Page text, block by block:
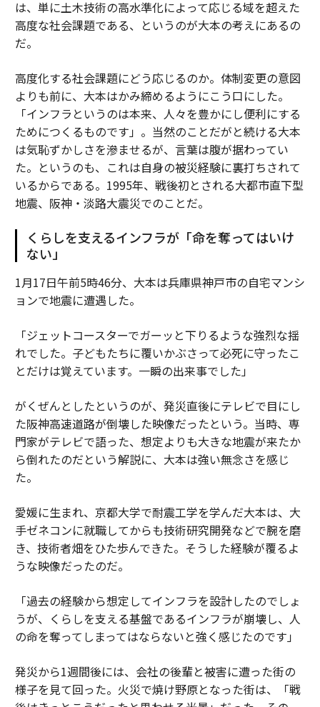
は、単に土木技術の高水準化によって応じる域を超えた
高度な社会課題である、というのが大本の考えにあるの
だ。
高度化する社会課題にどう応じるのか。体制変更の意図
よりも前に、大本はかみ締めるようにこう口にした。
「インフラというのは本来、人々を豊かにし便利にする
ためにつくるものです」。当然のことだがと続ける大本
は気恥ずかしさを滲ませるが、言葉は腹が据わってい
た。というのも、これは自身の被災経験に裏打ちされて
いるからである。1995年、戦後初とされる大都市直下型
地震、阪神・淡路大震災でのことだ。
くらしを支えるインフラが「命を奪ってはいけ
ない」
1月17日午前5時46分、大本は兵庫県神戸市の自宅マンシ
ョンで地震に遭遇した。
「ジェットコースターでガーッと下りるような強烈な揺
れでした。子どもたちに覆いかぶさって必死に守ったこ
とだけは覚えています。一瞬の出来事でした」
がくぜんとしたというのが、発災直後にテレビで目にし
た阪神高速道路が倒壊した映像だったという。当時、専
門家がテレビで語った、想定よりも大きな地震が来たか
ら倒れたのだという解説に、大本は強い無念さを感じ
た。
愛媛に生まれ、京都大学で耐震工学を学んだ大本は、大
手ゼネコンに就職してからも技術研究開発などで腕を磨
き、技術者畑をひた歩んできた。そうした経験が覆るよ
うな映像だったのだ。
「過去の経験から想定してインフラを設計したのでしょ
うが、くらしを支える基盤であるインフラが崩壊し、人
の命を奪ってしまってはならないと強く感じたのです」
発災から1週間後には、会社の後輩と被害に遭った街の
様子を見て回った。火災で焼け野原となった街は、「戦